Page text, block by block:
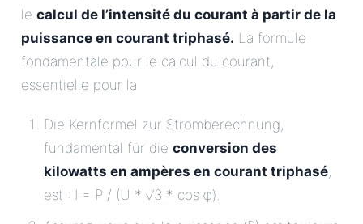
le calcul de l’intensité du courant à partir de la
puissance en courant triphasé. La formule
fondamentale pour le calcul du courant,
essentielle pour la
Die Kernformel zur Stromberechnung,
fundamental für die conversion des
kilowatts en ampères en courant triphasé,
est : I = P / (U * √3 * cos φ).